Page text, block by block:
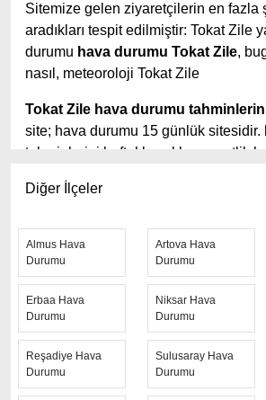
Sitemize gelen ziyaretçilerin en fazla
aradıkları tespit edilmiştir: Tokat Zile
durumu hava durumu Tokat Zile,
nasıl, meteoroloji Tokat Zile
Tokat Zile hava durumu
site; hava durumu 15 günlük sitesidir.
tahminlerini haftalık, aylık ve saatlik
hava durumu 10 günlük hava durumu
daha fazla ayrıntının yer aldığı
tahminlerini bulabilirsiniz. Bu sitede
tahmin süreleri, kolay ve anlaşılır
ziyaretçilerine kaliteli hizmet sunuyor.
güncel Türkiye uydu radar görüntüleri
Diğer İlçeler
Almus Hava
Durumu
Artova Hava
Durumu
Erbaa Hava
Durumu
Niksar Hava
Durumu
Reşadiye Hava
Durumu
Sulusaray Hava
Durumu